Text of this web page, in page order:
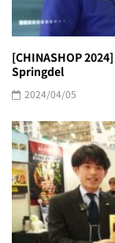
[CHINASHOP
Springdel
2024/04/05